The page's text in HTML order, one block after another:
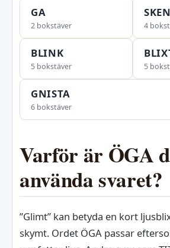
GA
2 bokstäver
SKEN
4
BLINK
5 bokstäver 5
GNISTA
6 bokstäver
Varför är ÖGA
använda svaret?
”Glimt” kan betyda en kort
skymt. Ordet ÖGA passar